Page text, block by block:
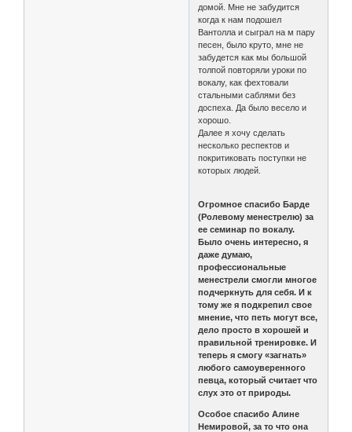
домой. Мне не забудится
когда к нам подошел
Вантолла и сыграл на м пару
песен, было круто, мне не
забудется как мы большой
толпой повторяли уроки по
вокалу, как фехтовали
стальными саблями без
доспеха. Да было весело и
хорошо.
Далее я хочу сделать
несколько респектов и
покритиковать поступки не
которых людей.
Огромное спасибо Барде
(Ролевому менестрелю) за
ее семинар по вокалу.
Было очень интересно, я
даже думаю,
профессиональные
менестрели смогли многое
подчеркнуть для себя. И к
тому же я подкрепил свое
мнение, что петь могут все,
дело просто в хорошей и
правильной тренировке. И
теперь я смогу «загнать»
любого самоуверенного
певца, который считает что
слух это от природы.
Особое спасибо Алине
Немировой, за то что она